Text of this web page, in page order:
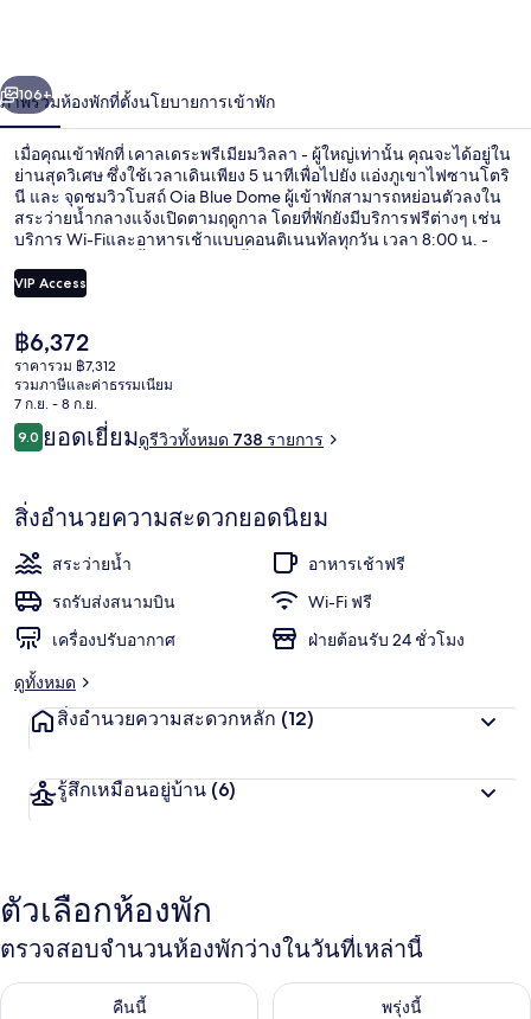
วิลลา
ผู้ใหญ่
เท่านั้น
า
ถัดไป
106+
ภาพรวมห้องพักที่ตั้งนโยบายการเข้าพัก
เมื่อคุณเข้าพักที่ เคาลเดระพรีเมียมวิลลา - ผู้ใหญ่เท่านั้น คุณจะได้อยู่ใน
ย่านสุดวิเศษ ซึ่งใช้เวลาเดินเพียง 5 นาทีเพื่อไปยัง แอ่งภูเขาไฟซานโตริ
นี และ จุดชมวิวโบสถ์ Oia Blue Dome ผู้เข้าพักสามารถหย่อนตัวลงใน
สระว่ายน้ำกลางแจ้งเปิดตามฤดูกาล โดยที่พักยังมีบริการฟรีต่างๆ เช่น
บริการ Wi-Fiและอาหารเช้าแบบคอนติเนนทัลทุกวัน เวลา 8:00 น. -
ไป 10 นาที นักเดินทางหลายคนถูกใจพนักงาน
VIP Access
ราคา
ปัจจุบัน
฿6,372
฿6,372
ราคารวม ฿7,312
รวมภาษีและค่าธรรมเนียม
7 ก.ย. - 8 ก.ย.
รีวิว
9.09.0 จาก 10
ยอดเยี่ยมดูรีวิวทั้งหมด 738 รายการ
สิ่งอำนวยความสะดวกยอดนิยม
สระว่ายน้ำ
อาหารเช้าฟรี
รถรับส่งสนามบิน
Wi-Fi ฟรี
เครื่องปรับอากาศ
ฝ่ายต้อนรับ 24 ชั่วโมง
ดูทั้งหมด
สิ่งอำนวยความสะดวกหลัก (12)
รู้สึกเหมือนอยู่บ้าน (6)
ตัวเลือกห้องพัก
ตรวจสอบจำนวนห้องพักว่างในวันที่เหล่านี้
คืนนี้
ตรวจสอบจำนวนห้องพักว่างในคืนนี้ ส.ค. 7 - ส.ค. 8พรุ่งนี้
ตรวจสอบจำนวนห้องพักว่างใน